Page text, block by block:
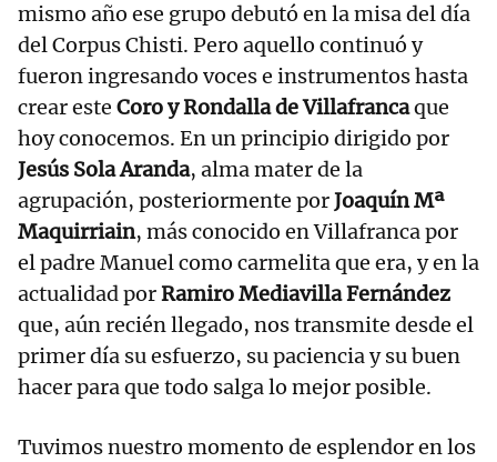
mismo año ese grupo debutó en la misa del día
del Corpus Chisti. Pero aquello continuó y
fueron ingresando voces e instrumentos hasta
crear este Coro y Rondalla de Villafrancaque
hoy conocemos. En un principio dirigido por
Jesús Sola Aranda, alma mater de la
agrupación, posteriormente porJoaquín Mª
Maquirriain, más conocido en Villafranca por
el padre Manuel como carmelita que era, y en la
actualidad porRamiro Mediavilla Fernández
que, aún recién llegado, nos transmite desde el
primer día su esfuerzo, su paciencia y su buen
hacer para que todo salga lo mejor posible.
Tuvimos nuestro momento de esplendor en los